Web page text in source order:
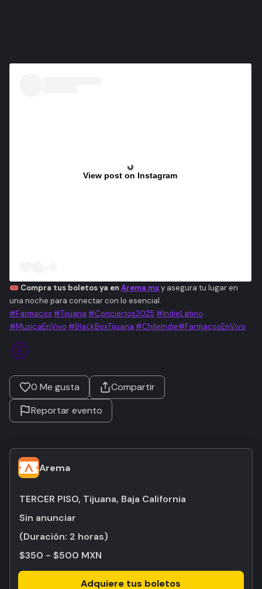
View post on Instagram
🎟️ Compra tus boletos ya en Arema.mxy asegura tu lugar en
una noche para conectar con lo esencial.
#Farmacos #Tijuana #Conciertos2025 #IndieLatino
#MusicaEnVivo #BlackBoxTijuana #ChileIndie#FarmacosEnVivo
0 Me gusta
Compartir
Reportar evento
Arema
TERCER PISO, Tijuana, Baja California
Sin anunciar
(Duración: 2 horas)
$350 - $500 MXN
Adquiere tus boletos